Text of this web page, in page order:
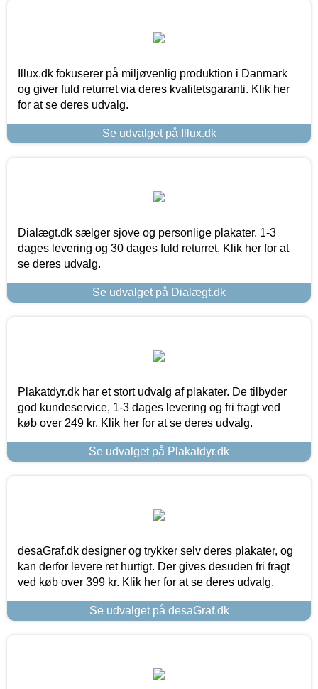
Illux.dk fokuserer på miljøvenlig produktion i Danmark
og giver fuld returret via deres kvalitetsgaranti. Klik her
for at se deres udvalg.
Se udvalget på Illux.dk
Dialægt.dk sælger sjove og personlige plakater. 1-3
dages levering og 30 dages fuld returret. Klik her for at
se deres udvalg.
Se udvalget på Dialægt.dk
Plakatdyr.dk har et stort udvalg af plakater. De tilbyder
god kundeservice, 1-3 dages levering og fri fragt ved
køb over 249 kr. Klik her for at se deres udvalg.
Se udvalget på Plakatdyr.dk
desaGraf.dk designer og trykker selv deres plakater, og
kan derfor levere ret hurtigt. Der gives desuden fri fragt
ved køb over 399 kr. Klik her for at se deres udvalg.
Se udvalget på desaGraf.dk